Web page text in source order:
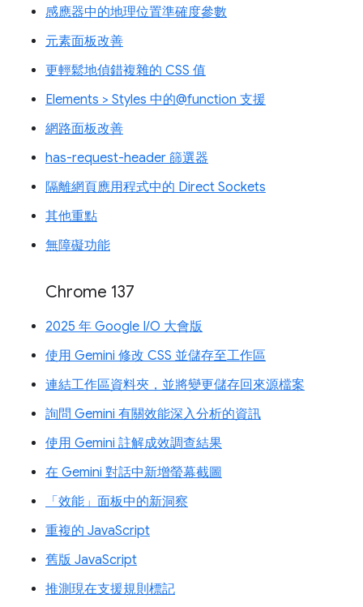
感應器中的地理位置準確度參數
元素面板改善
更輕鬆地偵錯複雜的 CSS 值
Elements > Styles 中的@function 支援
網路面板改善
has-request-header 篩選器
隔離網頁應用程式中的 Direct Sockets
其他重點
無障礙功能
Chrome 137
2025 年 Google I/O 大會版
使用 Gemini 修改 CSS 並儲存至工作區
連結工作區資料夾，並將變更儲存回來源檔案
詢問 Gemini 有關效能深入分析的資訊
使用 Gemini 註解成效調查結果
在 Gemini 對話中新增螢幕截圖
「效能」面板中的新洞察
重複的 JavaScript
舊版 JavaScript
推測現在支援規則標記